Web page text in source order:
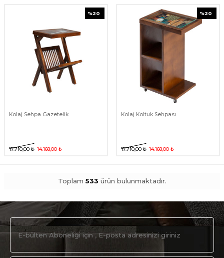
%20
Kolaj Sehpa Gazetelik
17.710,00 ₺ 14.168,00 ₺
%20
Kolaj Koltuk Sehpası
17.710,00 ₺ 14.168,00 ₺
Toplam 533 ürün bulunmaktadır.